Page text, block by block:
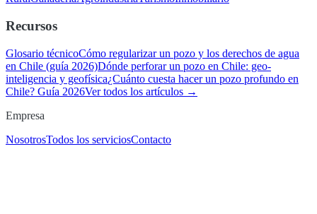
Recursos
Glosario técnicoCómo regularizar un pozo y los derechos de agua
en Chile (guía 2026)Dónde perforar un pozo en Chile: geo-
inteligencia y geofísica¿Cuánto cuesta hacer un pozo profundo en
Chile? Guía 2026Ver todos los artículos →
Empresa
NosotrosTodos los serviciosContacto